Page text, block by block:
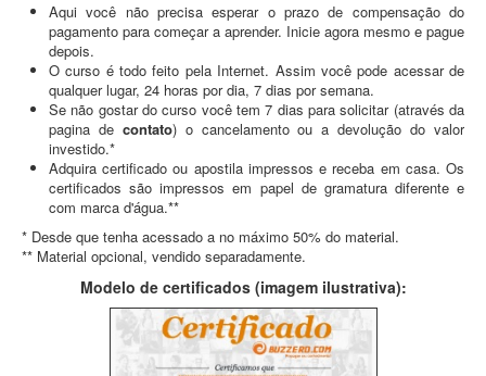
Aqui você não precisa esperar o prazo de compensação do
pagamento para começar a aprender. Inicie agora mesmo e pague
depois.
O curso é todo feito pela Internet. Assim você pode acessar de
qualquer lugar, 24 horas por dia, 7 dias por semana.
Se não gostar do curso você tem 7 dias para solicitar (através da
pagina de contato) o cancelamento ou a devolução do valor
investido.*
Adquira certificado ou apostila impressos e receba em casa. Os
certificados são impressos em papel de gramatura diferente e
com marca d'água.**
* Desde que tenha acessado a no máximo 50% do material.
** Material opcional, vendido separadamente.
Modelo de certificados (imagem ilustrativa):